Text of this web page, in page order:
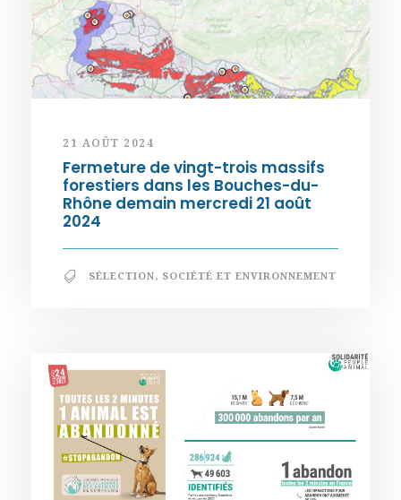
21 AOÛT 2024
Fermeture de vingt-trois massifs
forestiers dans les Bouches-du-
Rhône demain mercredi 21 août
2024
SÉLECTION, SOCIÉTÉ ET ENVIRONNEMENT